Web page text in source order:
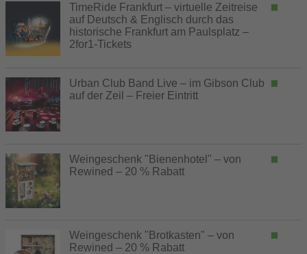
TimeRide Frankfurt – virtuelle Zeitreise
auf Deutsch & Englisch durch das
historische Frankfurt am Paulsplatz –
2for1-Tickets
Urban Club Band Live – im Gibson Club
auf der Zeil – Freier Eintritt
Weingeschenk "Bienenhotel" – von
Rewined – 20 % Rabatt
Weingeschenk "Brotkasten" – von
Rewined – 20 % Rabatt